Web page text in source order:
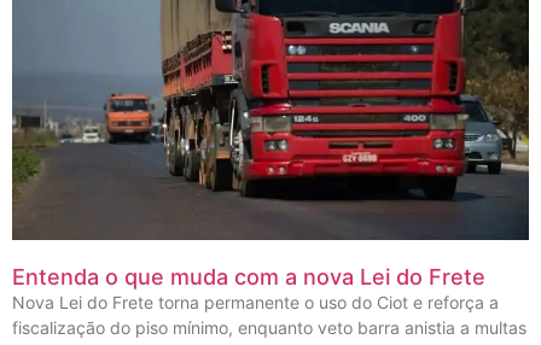
Entenda o que muda com a nova Lei do Frete
Nova Lei do Frete torna permanente o uso do Ciot e reforça a
fiscalização do piso mínimo, enquanto veto barra anistia a multas